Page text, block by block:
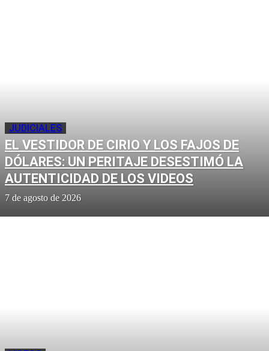
JUDICIALES
EL VESTIDOR DE CIRIO Y LOS FAJOS DE
DÓLARES: UN PERITAJE DESESTIMÓ LA
AUTENTICIDAD DE LOS VIDEOS
7 de agosto de 2026